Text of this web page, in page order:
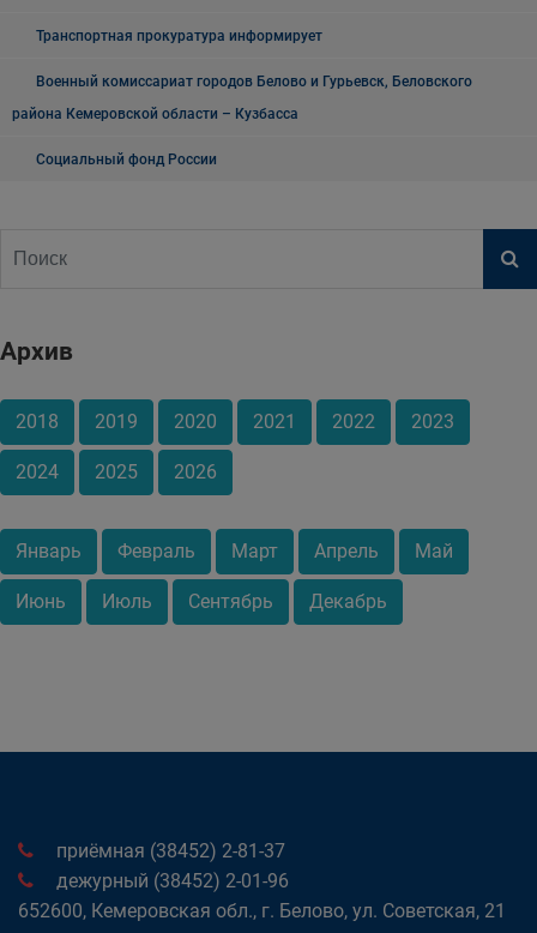
Транспортная прокуратура информирует
Военный комиссариат городов Белово и Гурьевск, Беловского
района Кемеровской области – Кузбасса
Социальный фонд России
Архив
2018 2019 2020 2021 2022 2023
2024 2025 2026
Январь Февраль Март Апрель Май
Июнь Июль Сентябрь Декабрь
приёмная (38452) 2-81-37
дежурный (38452) 2-01-96
652600, Кемеровская обл., г. Белово, ул. Советская, 21